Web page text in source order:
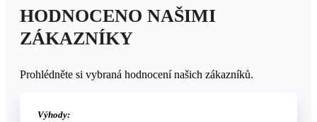
HODNOCENO NAŠIMI
ZÁKAZNÍKY
Prohlédněte si vybraná hodnocení našich zákazníků.
Výhody: